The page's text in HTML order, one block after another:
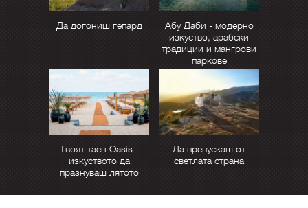
Да догониш гепард
Абу Даби - модерно
изкуство, арабски
традиции и мангрови
паркове
Твоят таен Oasis -
изкуството да
празнуваш лятото
Да препускаш от
светлата страна